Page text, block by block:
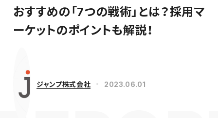
おすすめの「7つの戦術」とは？採用マ
ーケットのポイントも解説！
ジャンプ株式会社 2023.06.01